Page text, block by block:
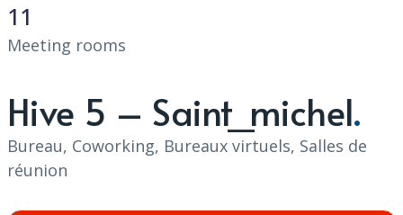
11
Meeting rooms
Hive 5 – Saint_michel
Bureau, Coworking, Bureaux virtuels, Salles de
réunion